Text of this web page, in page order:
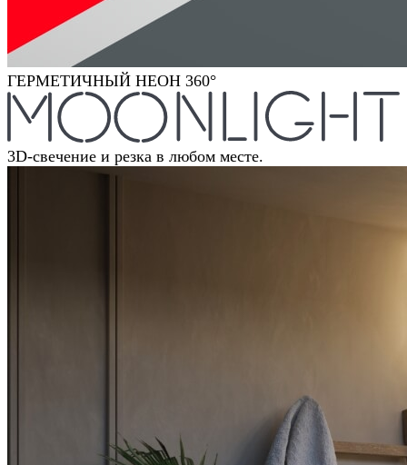
ГЕРМЕТИЧНЫЙ НЕОН 360°
3D-свечение и резка в любом месте.